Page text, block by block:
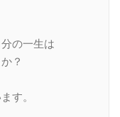
の一生は
？
す。